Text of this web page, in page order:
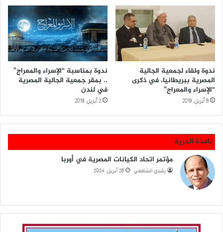
ندوة ولقاء لجمعية الجالية
المصرية ببريطانيا، في ذكرى
“الإسراء والمعراج”
8 أبريل، 2019
ندوة بمناسبة “الإسراء والمعراج”
.. بمقر جمعية الجالية المصرية
في لندن
2 أبريل، 2019
نافذة الحرية
مؤتمر اتحاد الكيانات المصرية في أوربا
رشدي الشافعي 28 أبريل، 2024